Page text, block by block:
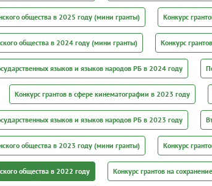
общества в 2025 году (мини гранты) Конкурс
общества в 2024 году (мини гранты) Конкурс
языков и языков народов РБ в 2024 году
Конкурс грантов в сфере кинематографии в 2023 году
языков и языков народов РБ в 2023 году
общества в 2023 году (мини гранты) Конкурс
общества в 2022 году Конкурс грантов на